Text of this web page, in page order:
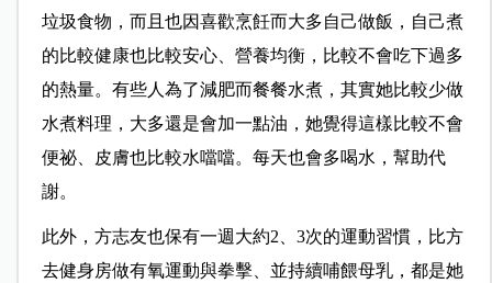
垃圾食物，而且也因喜歡烹飪而大多自己做飯，自己煮
的比較健康也比較安心、營養均衡，比較不會吃下過多
的熱量。有些人為了減肥而餐餐水煮，其實她比較少做
水煮料理，大多還是會加一點油，她覺得這樣比較不會
便祕、皮膚也比較水噹噹。每天也會多喝水，幫助代
謝。
此外，方志友也保有一週大約2、3次的運動習慣，比方
去健身房做有氧運動與拳擊、並持續哺餵母乳，都是她